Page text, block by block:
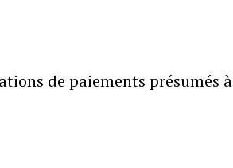
de paiements présumés à